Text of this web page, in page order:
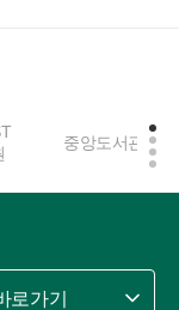
중앙도서관
로가기